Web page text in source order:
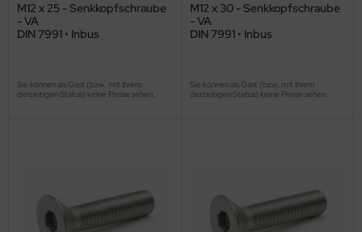
M12 x 25 - Senkkopfschraube
- VA
DIN 7991 • Inbus
Sie können als Gast (bzw. mit Ihrem
derzeitigen Status) keine Preise sehen.
M12 x 30 - Senkkopfschraube
- VA
DIN 7991 • Inbus
Sie können als Gast (bzw. mit Ihrem
derzeitigen Status) keine Preise sehen.